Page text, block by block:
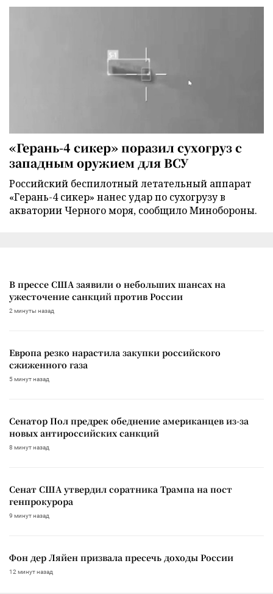
«Герань-4 сикер» поразил сухогруз с
западным оружием для ВСУ
Российский беспилотный летательный аппарат
«Герань-4 сикер» нанес удар по сухогрузу в
акватории Черного моря, сообщило Минобороны.
В прессе США заявили о небольших шансах на
ужесточение санкций против России
2 минуты назад
Европа резко нарастила закупки российского
сжиженного газа
5 минут назад
Сенатор Пол предрек обеднение американцев из-за
новых антироссийских санкций
8 минут назад
Сенат США утвердил соратника Трампа на пост
генпрокурора
9 минут назад
Фон дер Ляйен призвала пресечь доходы России
12 минут назад